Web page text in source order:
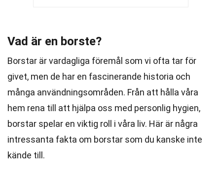
Vad är en borste?
Borstar är vardagliga föremål som vi ofta tar för
givet, men de har en fascinerande historia och
många användningsområden. Från att hålla våra
hem rena till att hjälpa oss med personlig hygien,
borstar spelar en viktig roll i våra liv. Här är några
intressanta fakta om borstar som du kanske inte
kände till.